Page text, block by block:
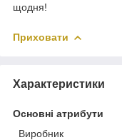
щодня!
Приховати
Характеристики
Основні атрибути
Виробник